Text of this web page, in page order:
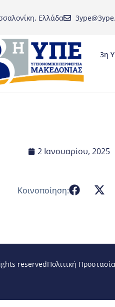
Ελλάδα
3η
2 Ιανουαρίου, 2025
Κοινοποίηση:
reservedΠολιτική